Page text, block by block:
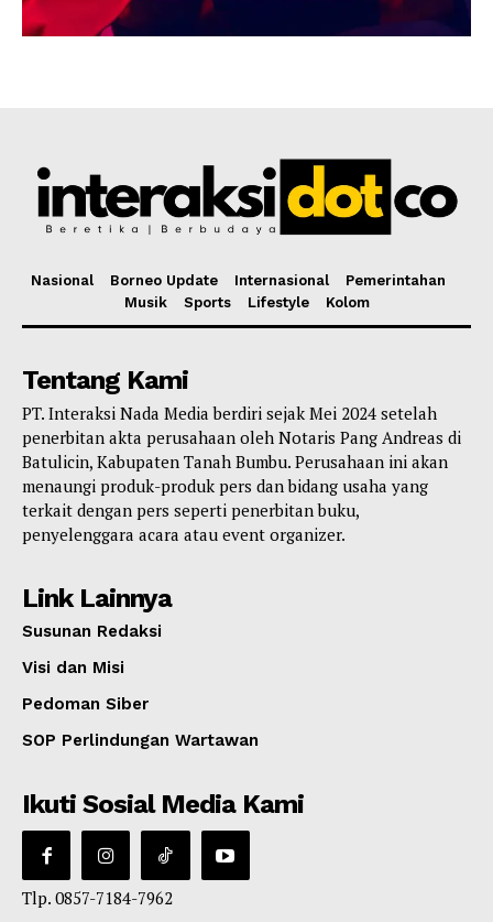
Nasional Borneo Update Internasional
Pemerintahan
Musik
Sports Lifestyle Kolom
Tentang Kami
PT. Interaksi Nada Media berdiri sejak Mei 2024 setelah
penerbitan akta perusahaan oleh Notaris Pang Andreas di
Batulicin, Kabupaten Tanah Bumbu. Perusahaan ini akan
menaungi produk-produk pers dan bidang usaha yang
terkait dengan pers seperti penerbitan buku,
penyelenggara acara atau event organizer.
Link Lainnya
Susunan Redaksi
Visi dan Misi
Pedoman Siber
SOP Perlindungan Wartawan
Ikuti Sosial Media Kami
Tlp. 0857-7184-7962